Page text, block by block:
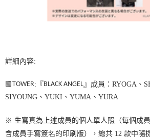
詳細內容:
🟩TOWER: 『BLACK ANGEL』成員：RYOGA、
SIYOUNG、YUKI、YUMA、YURA
※ 生寫真為上述成員的個人單人照（每個成
含成員手寫簽名的印刷版），總共 1 2 款中隨